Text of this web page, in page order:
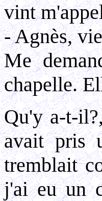
vint
- Agnès,
Me
chapelle.
Qu'y a-t-
avait pris
tremblait
j'ai eu un